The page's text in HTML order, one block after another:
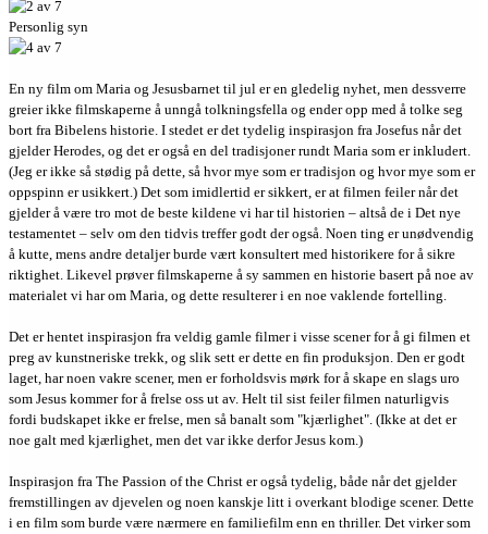
Personlig syn
En ny film om Maria og Jesusbarnet til jul er en gledelig nyhet, men dessverre
greier ikke filmskaperne å unngå tolkningsfella og ender opp med å tolke seg
bort fra Bibelens historie. I stedet er det tydelig inspirasjon fra Josefus når det
gjelder Herodes, og det er også en del tradisjoner rundt Maria som er inkludert.
(Jeg er ikke så stødig på dette, så hvor mye som er tradisjon og hvor mye som er
oppspinn er usikkert.) Det som imidlertid er sikkert, er at filmen feiler når det
gjelder å være tro mot de beste kildene vi har til historien – altså de i Det nye
testamentet – selv om den tidvis treffer godt der også. Noen ting er unødvendig
å kutte, mens andre detaljer burde vært konsultert med historikere for å sikre
riktighet. Likevel prøver filmskaperne å sy sammen en historie basert på noe av
materialet vi har om Maria, og dette resulterer i en noe vaklende fortelling.
Det er hentet inspirasjon fra veldig gamle filmer i visse scener for å gi filmen et
preg av kunstneriske trekk, og slik sett er dette en fin produksjon. Den er godt
laget, har noen vakre scener, men er forholdsvis mørk for å skape en slags uro
som Jesus kommer for å frelse oss ut av. Helt til sist feiler filmen naturligvis
fordi budskapet ikke er frelse, men så banalt som "kjærlighet". (Ikke at det er
noe galt med kjærlighet, men det var ikke derfor Jesus kom.)
Inspirasjon fra The Passion of the Christ er også tydelig, både når det gjelder
fremstillingen av djevelen og noen kanskje litt i overkant blodige scener. Dette
i en film som burde være nærmere en familiefilm enn en thriller. Det virker som